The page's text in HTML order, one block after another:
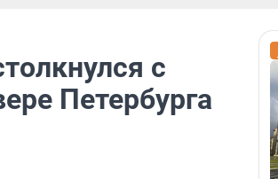
с
Петербурга